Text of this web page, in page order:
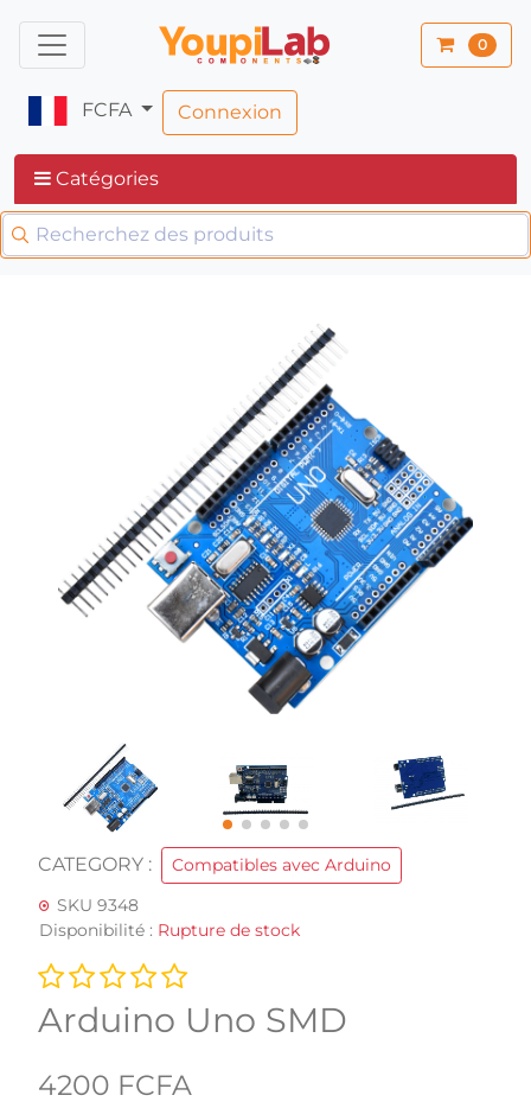
0
FCFA Connexion
Catégories
CATEGORY :
Compatibles avec Arduino
SKU 9348
Disponibilité : Rupture de stock
Arduino Uno SMD
4200 FCFA